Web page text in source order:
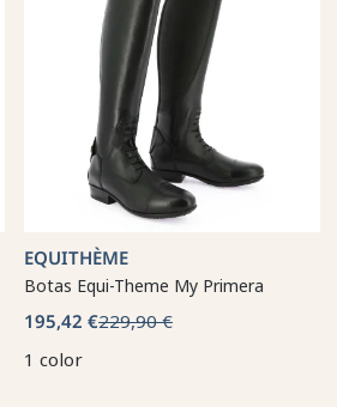
EQUITHÈME
Botas Equi-Theme My Primera
195,42 €229,90 €
1 color